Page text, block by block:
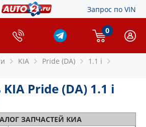
Запрос по VIN
0
KIA Pride (DA)
1.1 i
Pride (DA) 1.1 i
ЗАПЧАСТЕЙ КИА